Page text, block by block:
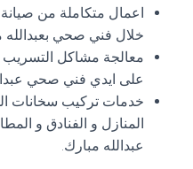
اعمال متكاملة من
خلال فني صحي بعبدالله
معالجة مشاكل التسريب
على ايدي فني صحي
خدمات تركيب سخانات
المنازل و الفنادق و
عبدالله مبارك.